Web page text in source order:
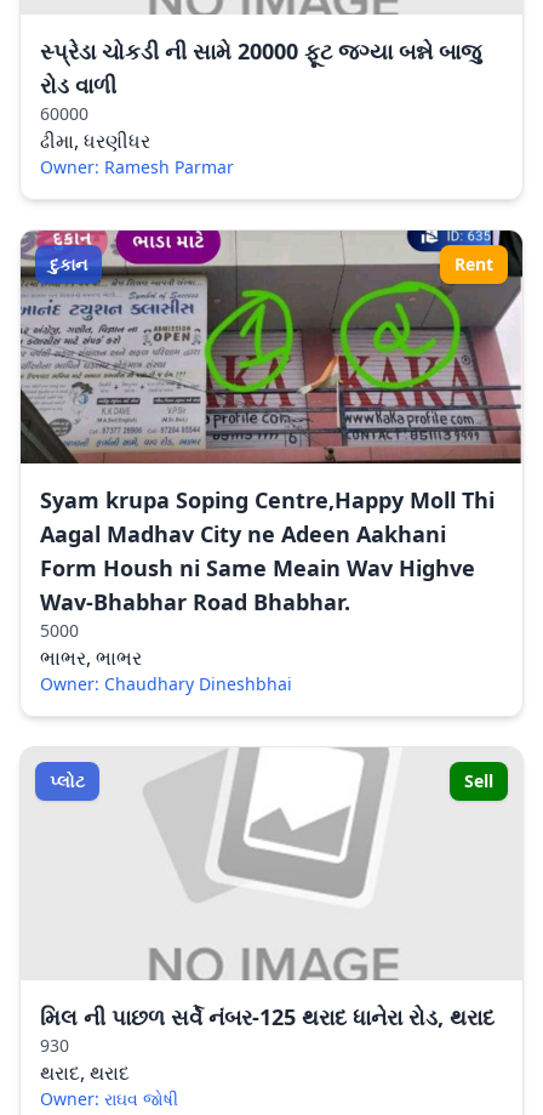
સ્પ્રેડા ચોકડી ની સામે 20000 ફૂટ જગ્યા બન્ને બાજુ
રોડ વાળી
60000
ઢીમા, ધરણીધર
Owner: Ramesh Parmar
દુકાન Rent
Syam krupa Soping Centre,Happy Moll Thi
Aagal Madhav City ne Adeen Aakhani
Form Housh ni Same Meain Wav Highve
Wav-Bhabhar Road Bhabhar.
5000
ભાભર, ભાભર
Owner: Chaudhary Dineshbhai
પ્લોટ Sell
મિલ ની પાછળ સર્વે નંબર-125 થરાદ ધાનેરા રોડ, થરાદ
930
થરાદ, થરાદ
Owner: રાઘવ જોષી